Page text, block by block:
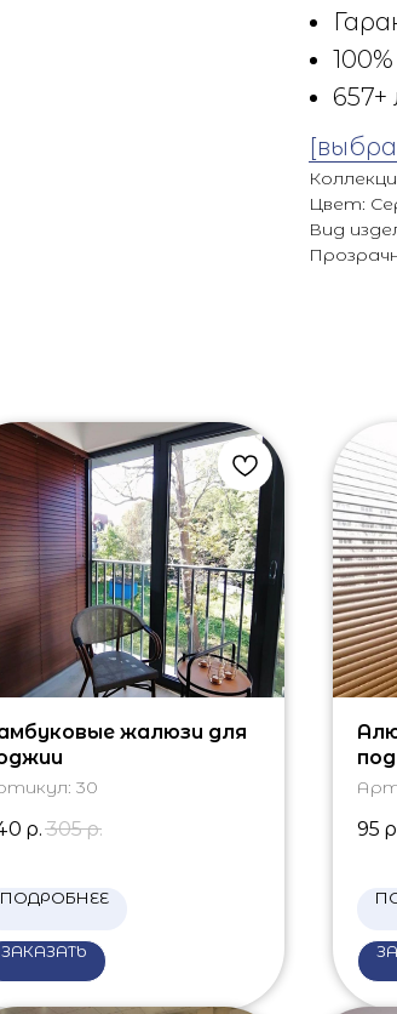
Цвет:
Вид
жалюзи для
30
р. 305 р.
ПОДРОБНЕЕ
ЗАКАЗАТЬ
95